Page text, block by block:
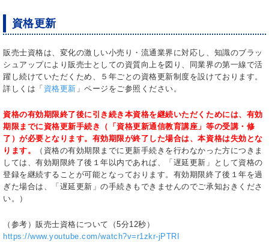
資格更新
販売士資格は、変化の激しい小売り・流通業界に対応し、知識のブラッ
シュアップにより販売士としての資質向上を図り、同業界の第一線で活
躍し続けていただくため、５年ごとの資格更新制度を設けております。
詳しくは「 資格更新 」ページをご参照ください。
資格の有効期限終了後に引き続き本資格を継続いただくためには、有効
期限までに資格更新手続き（「資格更新通信教育講座」等の受講・修
了）が必要となります。有効期限が終了した場合は、本資格は失効とな
ります。
（資格の有効期限までに更新手続きを行わなかった方につきま
しては、有効期限終了後１年以内であれば、「遅延更新」として資格の
登録を継続することが可能となっております。有効期限終了後１年を過
ぎた場合は、「遅延更新」の手続きもできませんのでご承知おきくださ
い。）
（参考）販売士資格について（5分12秒）
https://www.youtube.com/watch?v=r1zkr-jPTRI